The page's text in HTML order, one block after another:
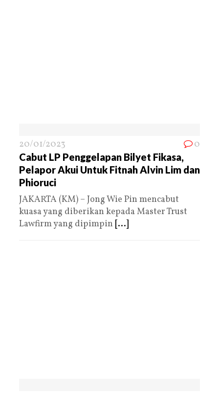
20/01/2023 0
Cabut LP Penggelapan Bilyet Fikasa,
Pelapor Akui Untuk Fitnah Alvin Lim dan
Phioruci
JAKARTA (KM) – Jong Wie Pin mencabut
kuasa yang diberikan kepada Master Trust
Lawfirm yang dipimpin [...]